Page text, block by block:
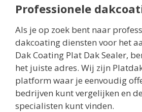
Professionele
Als je op zoek bent naar
dakcoating diensten voor het
Dak Coating Plat Dak Sealer,
het juiste adres. Wij zijn
platform waar je eenvoudig
bedrijven kunt vergelijken en
specialisten kunt vinden.